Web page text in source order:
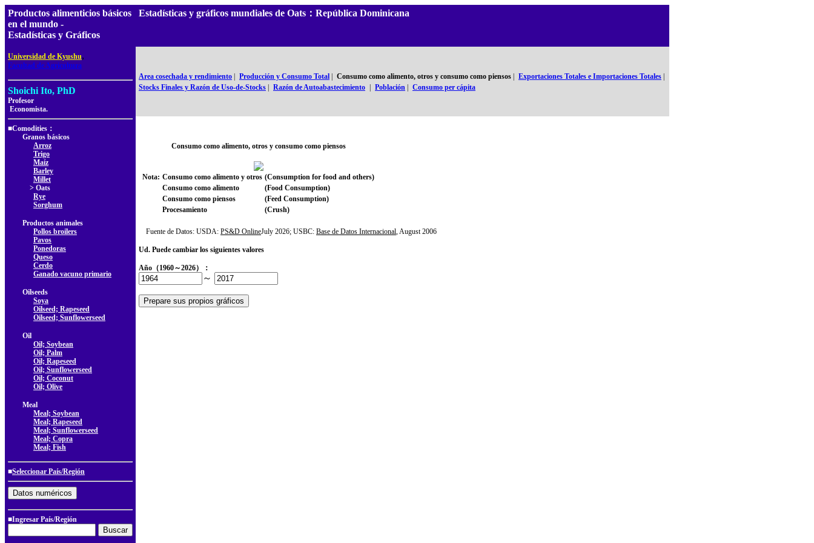
Productos alimenticios básicos
en el mundo -
Estadísticas y Gráficos
Universidad de Kyushu,
Facultad de Agricultura
Shoichi Ito, PhD
Profesor
Economista.
■Comodities：
Granos básicos
Arroz
Trigo
Maíz
Barley
Millet
> Oats
Rye
Sorghum
Productos animales
Pollos broilers
Pavos
Ponedoras
Queso
Cerdo
Ganado vacuno primario
Oilseeds
Soya
Oilseed; Rapeseed
Oilseed; Sunflowerseed
Oil
Oil; Soybean
Oil; Palm
Oil; Rapeseed
Oil; Sunflowerseed
Oil; Coconut
Oil; Olive
Meal
Meal; Soybean
Meal; Rapeseed
Meal; Sunflowerseed
Meal; Copra
Meal; Fish
■Seleccionar País/Región
■Ingresar País/Región
Estadísticas y gráficos mundiales de Oats：República Dominicana
Area cosechada y rendimiento Producción y Consumo Total Consumo como alimento, otros y consumo como piensos Exportaciones Totales e Importaciones Totales
Stocks Finales y Razón de Uso-de-Stocks
Razón de Autoabastecimiento Población Consumo per cápita
Consumo como alimento, otros y consumo como piensos
Nota: Consumo como alimento y otros (Consumption for food and others)
Consumo como alimento
(Food Consumption)
Consumo como piensos
(Feed Consumption)
Procesamiento
(Crush)
Fuente de Datos: USDA: PS&D OnlineJuly 2026; USBC: Base de Datos Internacional, August 2006
Ud. Puede cambiar los siguientes valores
Año（1960～2026）：
～